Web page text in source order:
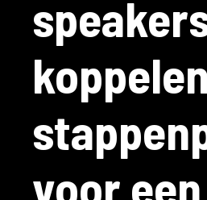
voor een